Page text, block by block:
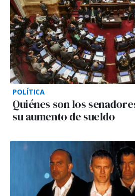
POLÍTICA
Quiénes son los
su aumento de sueldo